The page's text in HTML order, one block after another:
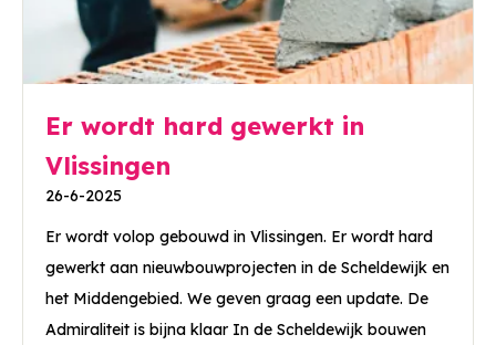
Er wordt hard gewerkt in
Vlissingen
26-6-2025
Er wordt volop gebouwd in Vlissingen. Er wordt hard
gewerkt aan nieuwbouwprojecten in de Scheldewijk en
het Middengebied. We geven graag een update. De
Admiraliteit is bijna klaar In de Scheldewijk bouwen